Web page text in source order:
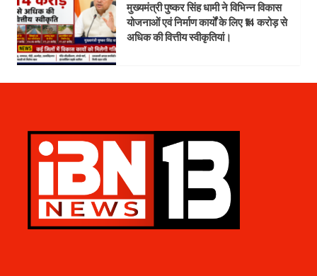
मुख्यमंत्री पुष्कर सिंह धामी ने विभिन्न विकास
योजनाओं एवं निर्माण कार्यों के लिए ₹14 करोड़ से
अधिक की वित्तीय स्वीकृतियां।